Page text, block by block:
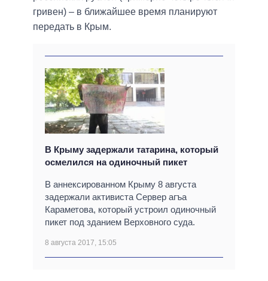
гривен) – в ближайшее время планируют
передать в Крым.
В Крыму задержали татарина, который
осмелился на одиночный пикет
В аннексированном Крыму 8 августа
задержали активиста Сервер агъа
Караметова, который устроил одиночный
пикет под зданием Верховного суда.
8 августа 2017, 15:05